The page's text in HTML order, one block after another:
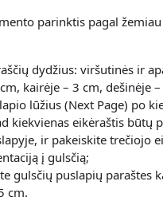
parinktis pagal
dydžius: viršutinės ir
kairėje – 3 cm, dešinėje
lūžius (Next Page) po
kiekvienas eikėraštis būtų
ir pakeiskite trečiojo
į gulsčią;
gulsčių puslapių paraštes
cm.